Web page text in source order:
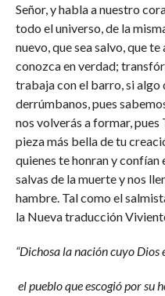
Señor, y habla a nuestro
todo el universo, de la
nuevo, que sea salvo, que
conozca en verdad;
trabaja con el barro, si algo
derrúmbanos, pues
nos volverás a formar, pues
pieza más bella de tu
quienes te honran y
salvas de la muerte y nos
hambre. Tal como el
la Nueva traducción
“Dichosa la nación cuyo Dios
el pueblo que escogió por su